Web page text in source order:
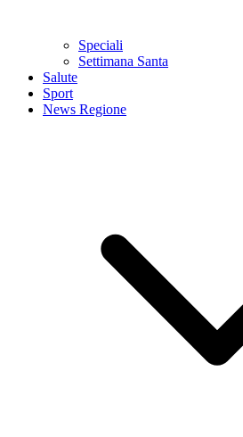
Speciali
Settimana Santa
Salute
Sport
News Regione